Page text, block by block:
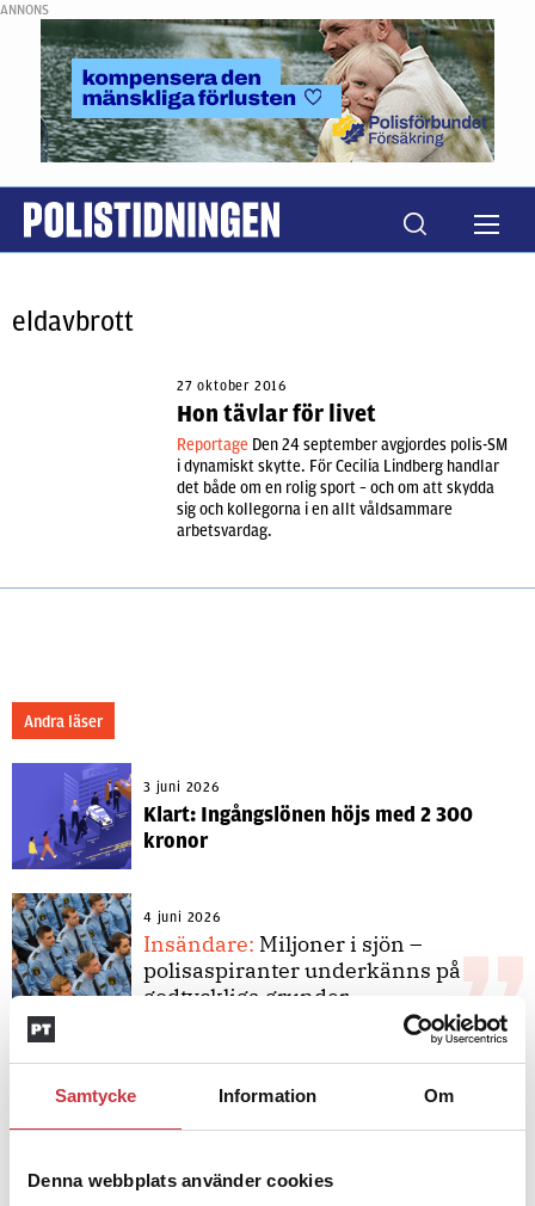
Samtycke Information Om
Denna webbplats använder cookies
ANNONS
eldavbrott
27 oktober 2016
Hon tävlar för livet
Reportage Den 24 september avgjordes polis-SM
i dynamiskt skytte. För Cecilia Lindberg handlar
det både om en rolig sport – och om att skydda
sig och kollegorna i en allt våldsammare
arbetsvardag.
Andra läser
3 juni 2026
Klart: Ingångslönen höjs med 2 300
kronor
4 juni 2026
Insändare: Miljoner i sjön –
polisaspiranter underkänns på
godtyckliga grunder
– nu ska han lära sig grunderna